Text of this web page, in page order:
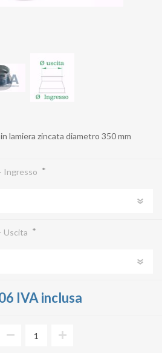
lamiera zincata diametro 350 mm
Ingresso *
Uscita *
IVA inclusa